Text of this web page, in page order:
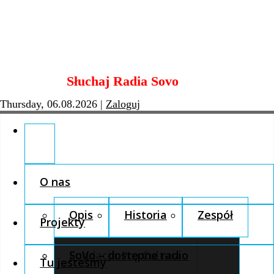
content
Słuchaj Radia Sovo
Thursday, 06.08.2026 | Zaloguj
O nas
Opis Historia Zespół
Fundacja Pro Cultura
Projekty
SoVo – dostępne radio
Tu jesteśmy